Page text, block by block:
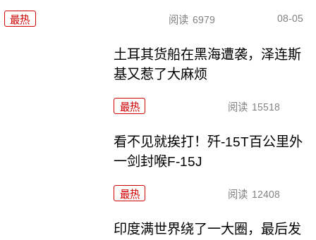
最热 阅读 6979 08-05
土耳其货船在黑海遭袭，泽连斯
基又惹了大麻烦
最热 阅读 15518
看不见就挨打！歼-15T百公里外
一剑封喉F-15J
最热 阅读 12408
印度满世界绕了一大圈，最后发